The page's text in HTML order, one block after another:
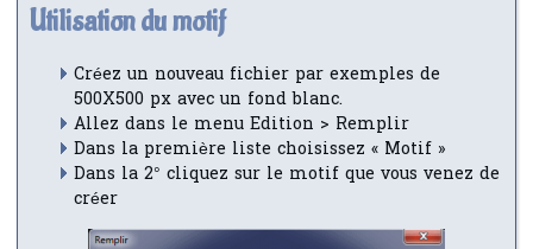
Utilisation du motif
Créez un nouveau fichier par exemples de
500X500 px avec un fond blanc.
Allez dans le menu Edition > Remplir
Dans la première liste choisissez « Motif »
Dans la 2° cliquez sur le motif que vous venez de
créer